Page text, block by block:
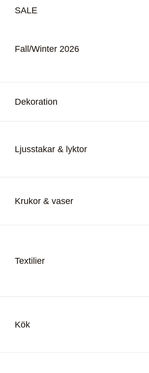
SALE
Fall/Winter 2026
Dekoration
Ljusstakar & lyktor
Krukor & vaser
Textilier
Kök